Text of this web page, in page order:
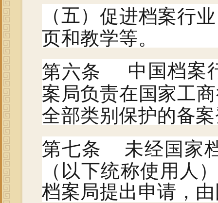
（五）促进档案行
页和教学等。
第六条
中国档案
案局负责在国家工
全部类别保护的备
第七条 未经国家
（以下统称使用
档案局提出申请，